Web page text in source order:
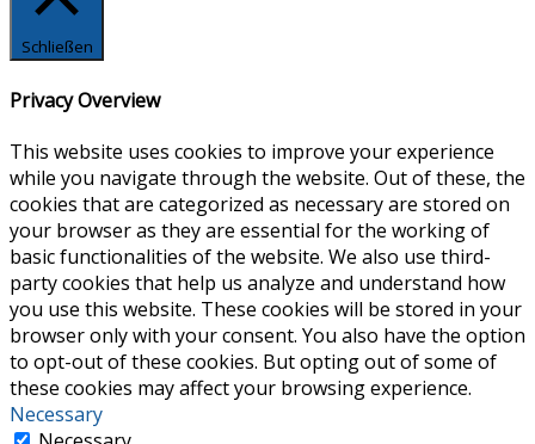
Schließen
Privacy Overview
This website uses cookies to improve your experience
while you navigate through the website. Out of these, the
cookies that are categorized as necessary are stored on
your browser as they are essential for the working of
basic functionalities of the website. We also use third-
party cookies that help us analyze and understand how
you use this website. These cookies will be stored in your
browser only with your consent. You also have the option
to opt-out of these cookies. But opting out of some of
these cookies may affect your browsing experience.
Necessary